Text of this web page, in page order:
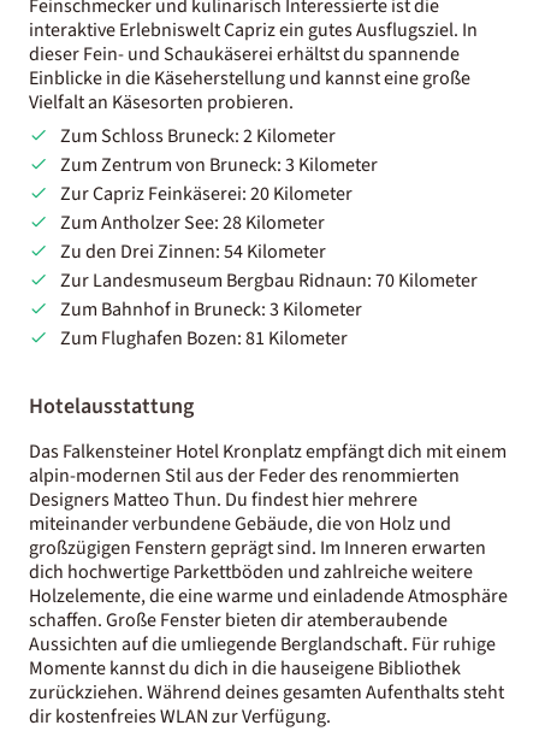
Feinschmecker und kulinarisch Interessierte ist die
interaktive Erlebniswelt Capriz ein gutes Ausflugsziel. In
dieser Fein- und Schaukäserei erhältst du spannende
Einblicke in die Käseherstellung und kannst eine große
Vielfalt an Käsesorten probieren.
Zum Schloss Bruneck: 2 Kilometer
Zum Zentrum von Bruneck: 3 Kilometer
Zur Capriz Feinkäserei: 20 Kilometer
Zum Antholzer See: 28 Kilometer
Zu den Drei Zinnen: 54 Kilometer
Zur Landesmuseum Bergbau Ridnaun: 70 Kilometer
Zum Bahnhof in Bruneck: 3 Kilometer
Zum Flughafen Bozen: 81 Kilometer
Hotelausstattung
Das Falkensteiner Hotel Kronplatz empfängt dich mit einem
alpin-modernen Stil aus der Feder des renommierten
Designers Matteo Thun. Du findest hier mehrere
miteinander verbundene Gebäude, die von Holz und
großzügigen Fenstern geprägt sind. Im Inneren erwarten
dich hochwertige Parkettböden und zahlreiche weitere
Holzelemente, die eine warme und einladende Atmosphäre
schaffen. Große Fenster bieten dir atemberaubende
Aussichten auf die umliegende Berglandschaft. Für ruhige
Momente kannst du dich in die hauseigene Bibliothek
zurückziehen. Während deines gesamten Aufenthalts steht
dir kostenfreies WLAN zur Verfügung.